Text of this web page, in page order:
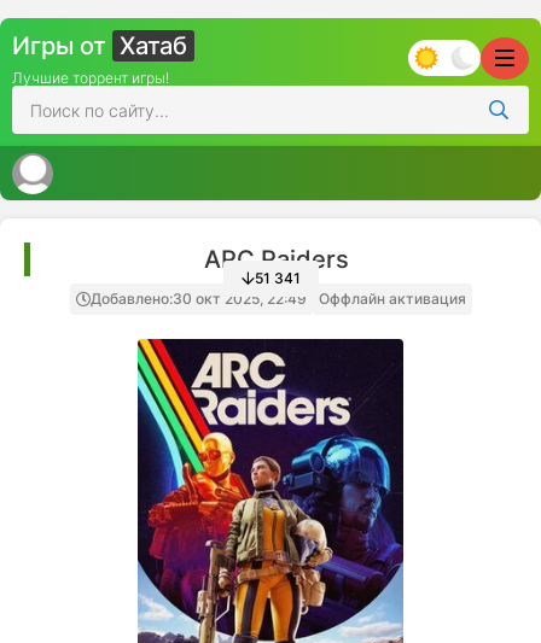
Игры от Хатаб
Лучшие торрент игры!
ARC Raiders
Добавлено:30 окт 2025, 22:49 Оффлайн активация
51 341